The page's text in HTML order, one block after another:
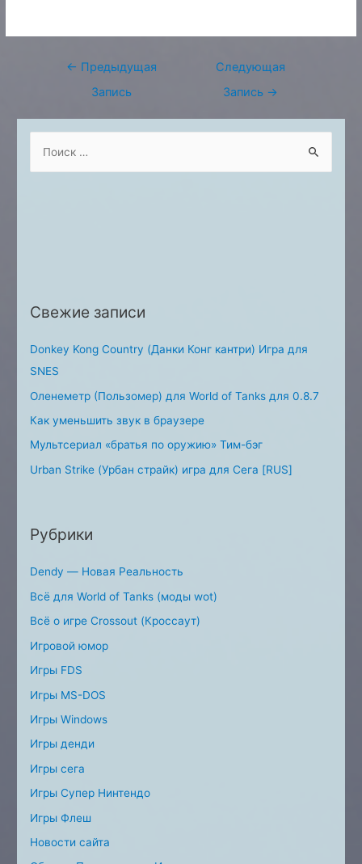
Навигация
← Предыдущая
Запись
Следующая
Запись →
rСвежие записи
Donkey Kong Country (Данки Конг кантри) Игра для
SNES
Оленеметр (Пользомер) для World of Tanks для 0.8.7
Как уменьшить звук в браузере
Мультсериал «братья по оружию» Тим-бэг
Urban Strike (Урбан страйк) игра для Сега [RUS]
Рубрики
Dendy — Новая Реальность
Всё для World of Tanks (моды wot)
Всё о игре Crossout (Кроссаут)
Игровой юмор
Игры FDS
Игры MS-DOS
Игры Windows
Игры денди
Игры сега
Игры Супер Нинтендо
Игры Флеш
Новости сайта